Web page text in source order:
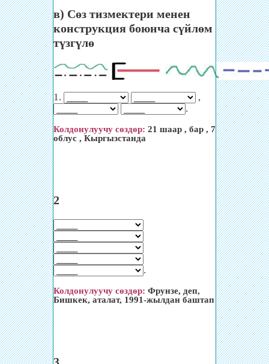
в) Сөз тизмектери менен
конструкция боюнча сүйлөм
түзгүлө
1.
,
.
Колдонулуучу сөздөр: 21 шаар , бар , 7
облус , Кыргызстанда
2
.
Колдонулуучу сөздөр: Фрунзе, деп,
Бишкек, аталат, 1991-жылдан баштап